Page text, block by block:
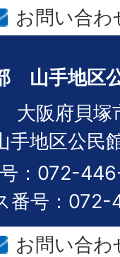
お問い合わ
山手地区
阪府貝塚
手地区公民
：072-
番号：
お問い合わ